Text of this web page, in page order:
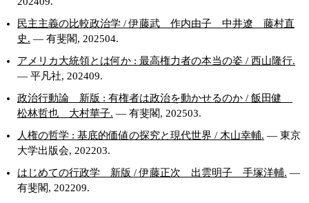
民主主義の比較政治学 / 伊藤武 作内由子 中井遼 藤村直
史. — 有斐閣, 202504.
アメリカ大統領とは何か : 最高権力者の本当の姿 / 西山隆行.
— 平凡社, 202409.
政治行動論 新版 : 有権者は政治を動かせるのか / 飯田健
松林哲也 大村華子. — 有斐閣, 202503.
人権の哲学 : 基底的価値の探究と現代世界 / 木山幸輔. — 東京
大学出版会, 202203.
はじめての行政学 新版 / 伊藤正次 出雲明子 手塚洋輔. —
有斐閣, 202209.